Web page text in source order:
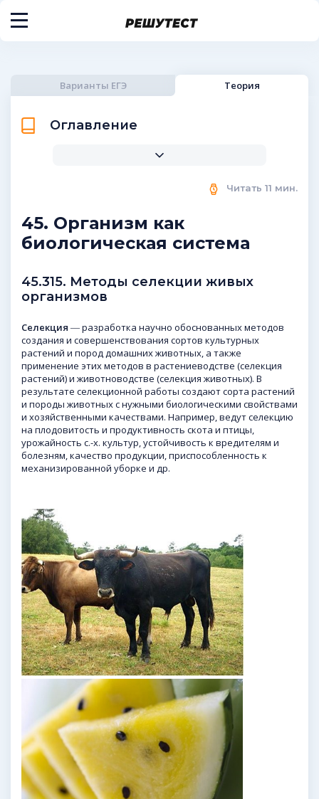
Варианты ЕГЭ Теория
Оглавление
45. Организм как
биологическая система
Читать 11 мин.
45.315. Методы селекции живых
организмов
Селекция ― разработка научно обоснованных методов
создания и совершенствования сортов культурных
растений и пород домашних животных, а также
применение этих методов в растениеводстве (селекция
растений) и животноводстве (селекция животных). В
результате селекционной работы создают сорта растений
и породы животных с нужными биологическими свойствами
и хозяйственными качествами. Например, ведут селекцию
на плодовитость и продуктивность скота и птицы,
урожайность с.-х. культур, устойчивость к вредителям и
болезням, качество продукции, приспособленность к
механизированной уборке и др.